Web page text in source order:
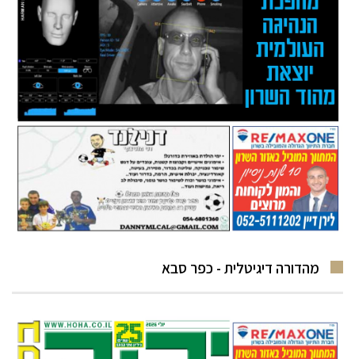
מהדורה דיגיטלית - כפר סבא